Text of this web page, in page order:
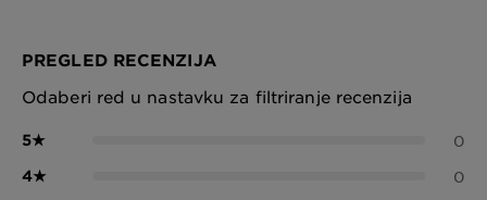
PREGLED RECENZIJA
Odaberi red u nastavku za filtriranje recenzija
5★ 0
4★ 0